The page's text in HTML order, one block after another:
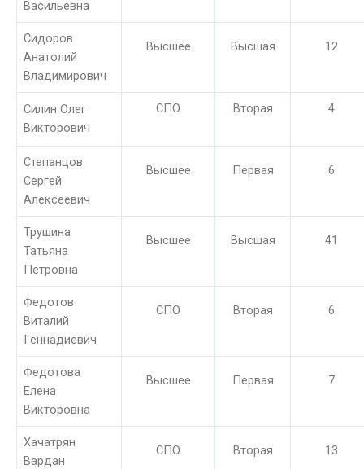
Васильевна
Сидоров
Анатолий
Владимирович
Высшее Высшая 12
Силин Олег
Викторович
СПО Вторая 4
Степанцов
Сергей
Алексеевич
Высшее Первая 6
Трушина
Татьяна
Петровна
Высшее Высшая 41
Федотов
Виталий
Геннадиевич
СПО Вторая 6
Федотова
Елена
Викторовна
Высшее Первая 7
Хачатрян
Вардан
СПО Вторая 13